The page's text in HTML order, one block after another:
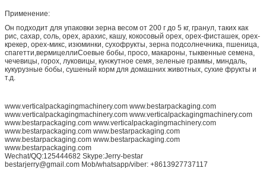
Применение:
Он подходит для упаковки зерна весом от 200 г до 5 кг, гранул, таких как
рис, сахар, соль, орех, арахис, кашу, кокосовый орех, орех-фисташек, орех-
крекер, орех-микс, изюминки, сухофрукты, зерна подсолнечника, пшеница,
спагетти,вермицеллиСоевые бобы, просо, макароны, тыквенные семена,
чечевицы, горох, луковицы, кунжутное семя, зеленые граммы, миндаль,
кукурузные бобы, сушеный корм для домашних животных, сухие фрукты и
т.д.
www.verticalpackagingmachinery.com www.bestarpackaging.com
www.verticalpackagingmachinery.com www.verticalpackagingmachinery.com
www.bestarpackaging.com www.verticalpackagingmachinery.com
www.bestarpackaging.com www.bestarpackaging.com
www.bestarpackaging.com www.bestarpackaging.com
www.bestarpackaging.com
Wechat/QQ:125444682 Skype:Jerry-bestar
bestarjerry@gmail.com Mob/whatsapp/viber: +8613927737117